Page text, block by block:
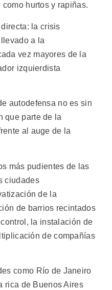
hurtos y rapiñas.
la crisis
a la
vez mayores de la
izquierdista
autodefensa no es sin
que parte de la
al auge de la
más pudientes de las
ciudades
de la
de barrios recintados
la instalación de
de compañías
como Río de Janeiro
rica de Buenos Aires